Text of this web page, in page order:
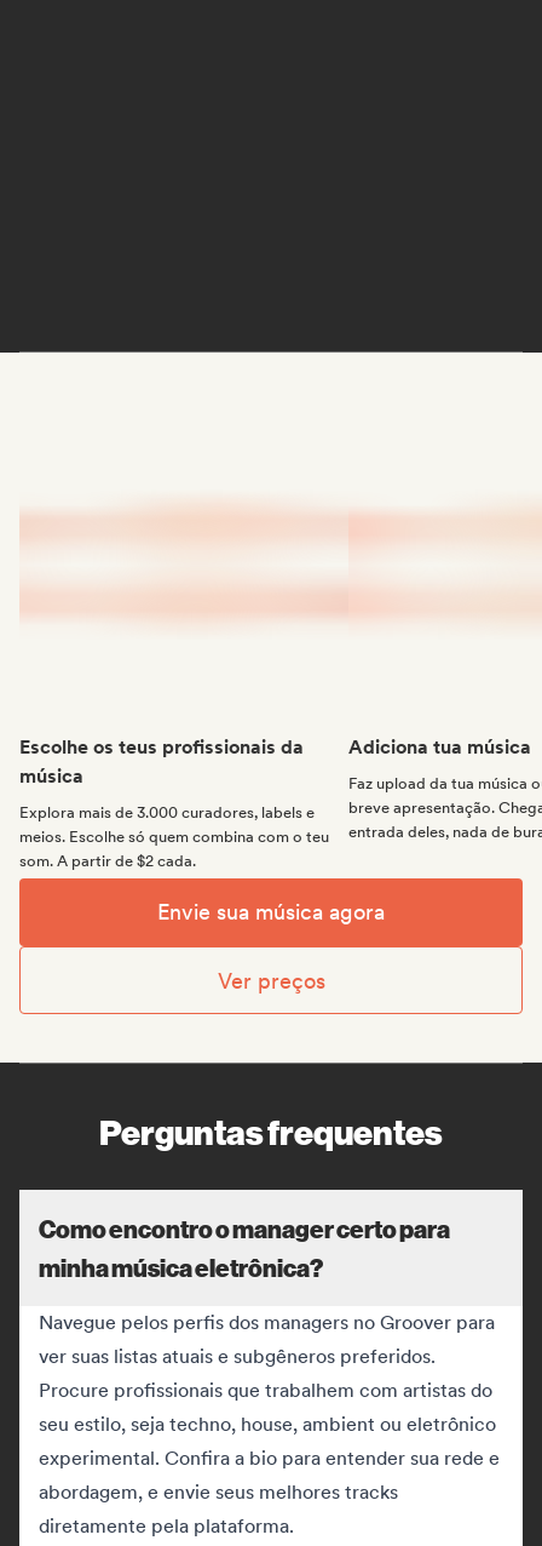
Escolhe os teus profissionais da
música
Explora mais de 3.000 curadores, labels e
meios. Escolhe só quem combina com o teu
som. A partir de $2 cada.
Adiciona tua música
Faz upload da tua música
breve apresentação.
entrada deles, nada de
Envie sua música agora
Ver preços
Perguntas frequentes
Como encontro o manager certo para
minha música eletrônica?
Navegue pelos perfis dos managers no Groover para
ver suas listas atuais e subgêneros preferidos.
Procure profissionais que trabalhem com artistas do
seu estilo, seja techno, house, ambient ou eletrônico
experimental. Confira a bio para entender sua rede e
abordagem, e envie seus melhores tracks
diretamente pela plataforma.